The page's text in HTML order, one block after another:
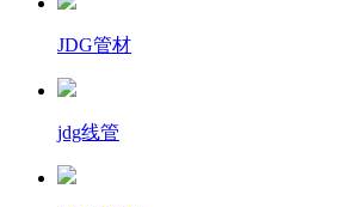
JDG管材
jdg线管